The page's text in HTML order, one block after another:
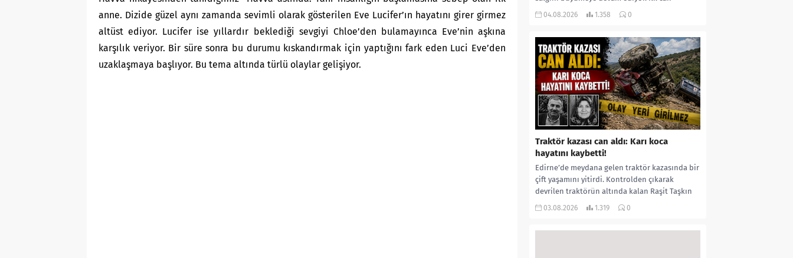
anne. Dizide güzel aynı zamanda sevimli olarak gösterilen Eve Lucifer’ın hayatını girer girmez
altüst ediyor. Lucifer ise yıllardır beklediği sevgiyi Chloe’den bulamayınca Eve’nin aşkına
karşılık veriyor. Bir süre sonra bu durumu kıskandırmak için yaptığını fark eden Luci Eve’den
uzaklaşmaya başlıyor. Bu tema altında türlü olaylar gelişiyor.
kayıplarının yaşandığı salgında vaka sayısının
04.08.2026 1.358 0
Traktör kazası can aldı: Karı koca
hayatını kaybetti!
Edirne’de meydana gelen traktör kazasında bir
çift yaşamını yitirdi. Kontrolden çıkarak
devrilen traktörün altında kalan Raşit Taşkın
ile eşi Fatma...
03.08.2026 1.319 0